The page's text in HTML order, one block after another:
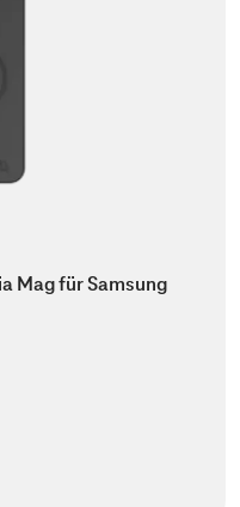
Mag für Samsung